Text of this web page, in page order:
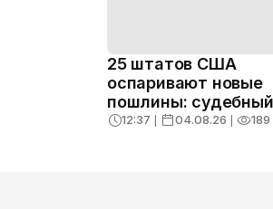
25 штатов США
оспаривают новые
пошлины:
Белому дому
12:37 ❘ 04.08.26 ❘ 189